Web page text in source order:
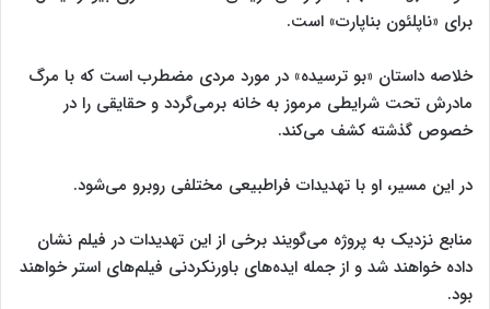
برای «ناپلئون بناپارت» است.
خلاصه داستان «بو ترسیده» در مورد مردی مضطرب است که با مرگ
مادرش تحت شرایطی مرموز به خانه برمی‌گردد و حقایقی را در
خصوص گذشته کشف می‌کند.
در این مسیر، او با تهدیدات فراطبیعی مختلفی روبرو می‌شود.
منابع نزدیک به پروژه می‌گویند برخی از این تهدیدات در فیلم نشان
داده خواهند شد و از جمله ایده‌های باورنکردنی فیلم‌های استر خواهند
بود.